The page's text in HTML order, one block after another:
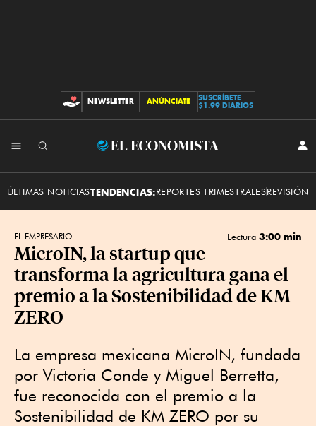
CONTRIBUCIONES
NEWSLETTER ANÚNCIATE
SUSCRÍBETE
$1.99 DIARIOS
El
ÚLTIMAS NOTICIASTENDENCIAS:REPORTES TRIMESTRALESREVISIÓN
EL EMPRESARIO Lectura 3:00 min
MicroIN, la startup que
transforma la agricultura gana el
premio a la Sostenibilidad de KM
ZERO
La empresa mexicana MicroIN, fundada
por Victoria Conde y Miguel Berretta,
fue reconocida con el premio a la
Sostenibilidad de KM ZERO por su